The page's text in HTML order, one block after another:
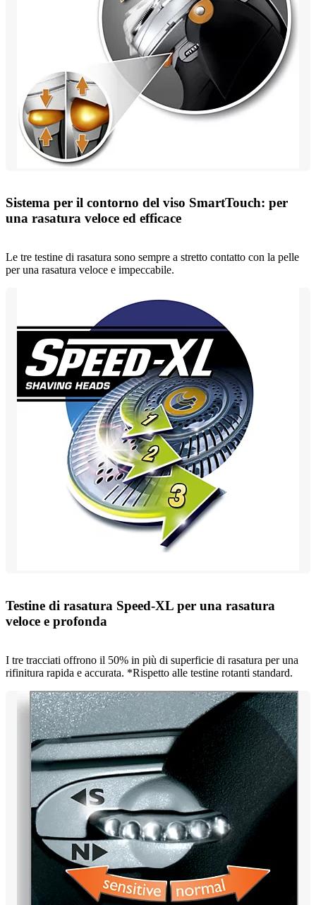
Sistema per il contorno del viso SmartTouch: per
una rasatura veloce ed efficace
Le tre testine di rasatura sono sempre a stretto contatto con la pelle
per una rasatura veloce e impeccabile.
Testine di rasatura Speed-XL per una rasatura
veloce e profonda
I tre tracciati offrono il 50% in più di superficie di rasatura per una
rifinitura rapida e accurata. *Rispetto alle testine rotanti standard.